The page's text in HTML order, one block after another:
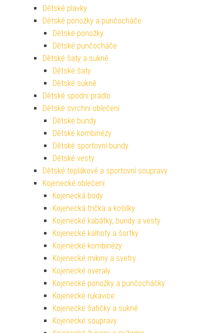
Dětské plavky
Dětské ponožky a punčocháče
Dětské ponožky
Dětské punčocháče
Dětské šaty a sukně
Dětské šaty
Dětské sukně
Dětské spodní prádlo
Dětské svrchní oblečení
Dětské bundy
Dětské kombinézy
Dětské sportovní bundy
Dětské vesty
Dětské teplákové a sportovní soupravy
Kojenecké oblečení
Kojenecká body
Kojenecká trička a košilky
Kojenecké kabátky, bundy a vesty
Kojenecké kalhoty a šortky
Kojenecké kombinézy
Kojenecké mikiny a svetry
Kojenecké overaly
Kojenecké ponožky a punčocháčky
Kojenecké rukavice
Kojenecké šatičky a sukně
Kojenecké soupravy